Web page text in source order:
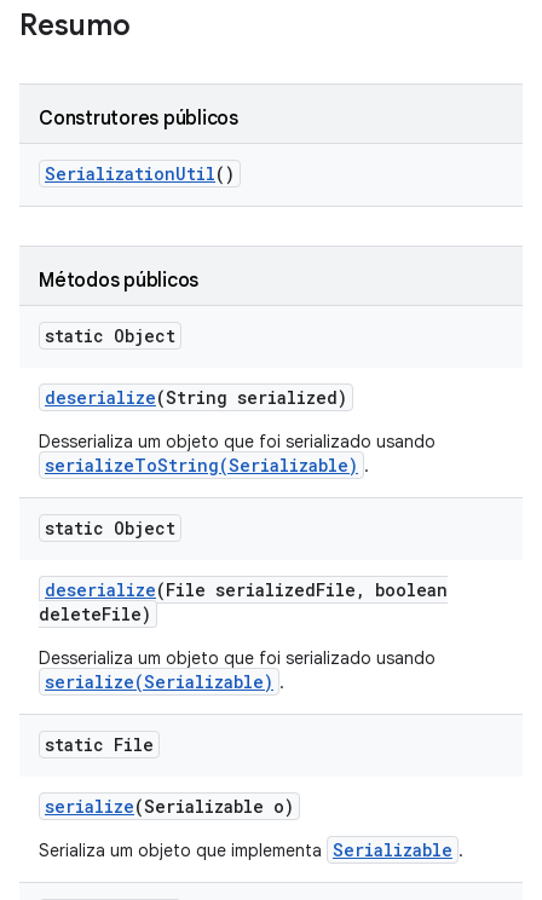
Resumo
Construtores públicos
SerializationUtil()
Métodos públicos
static Object
deserialize(String serialized)
Desserializa um objeto que foi serializado usando
serializeToString(Serializable) .
static Object
deserialize(File serializedFile ,
boolean
deleteFile)
Desserializa um objeto que foi serializado usando
serialize(Serializable) .
static File
serialize(Serializable o)
Serializa um objeto que implementa Serializable .